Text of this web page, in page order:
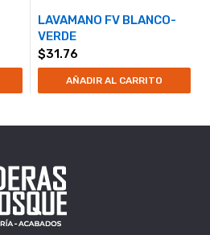
LAVAMANO FV BLANCO-
VERDE
$31.76
AÑADIR AL CARRITO